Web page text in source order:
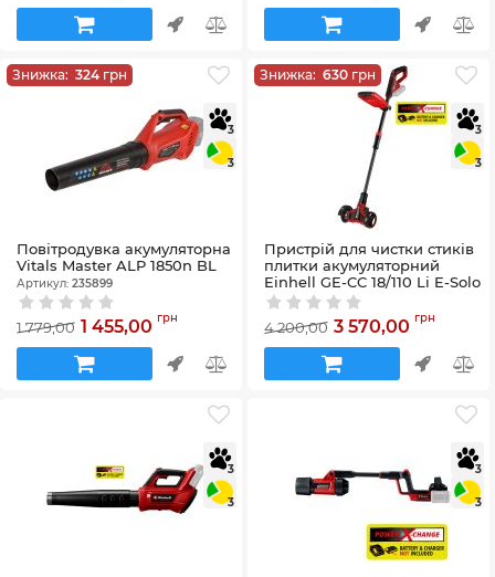
Знижка: 324 грн
3
3
Повітродувка акумуляторна
Vitals Master ALP 1850n BL
Артикул: 235899
1 779,00 1 455,00 грн
Знижка: 630 грн
3
3
Пристрій для чистки стиків
плитки акумуляторний
Einhell GE-CC 18/110 Li E-Solo
X-Change (без акум.), 18В,
1150-1500 об/хв, щітка 11 см,
телескопічна ручка, в
комплекті 1 жорстка і 1 м'яка
Артикул:3424070
4 200,00 3 570,00 грн
3
3
3
3